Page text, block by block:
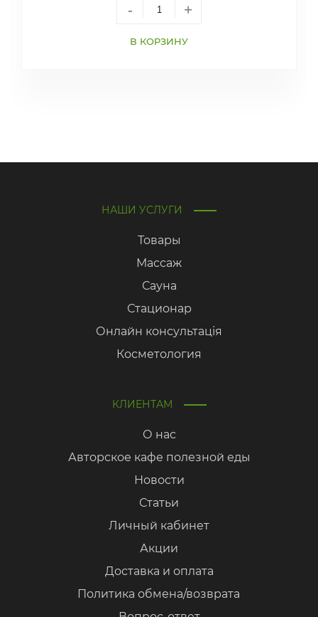
- +
В КОРЗИНУ
НАШИ УСЛУГИ
Товары
Массаж
Сауна
Стационар
Онлайн консультація
Косметология
КЛИЕНТАМ
О нас
Авторское кафе полезной еды
Новости
Статьи
Личный кабинет
Акции
Доставка и оплата
Политика обмена/возврата